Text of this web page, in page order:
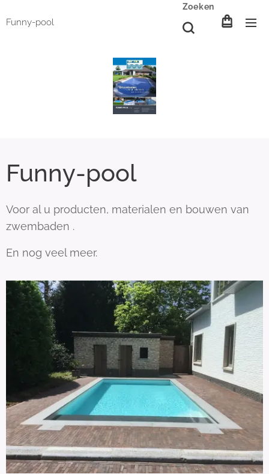
Funny-pool
Zoeken
Funny-pool
Voor al u producten, materialen en bouwen van
zwembaden .
En nog veel meer.